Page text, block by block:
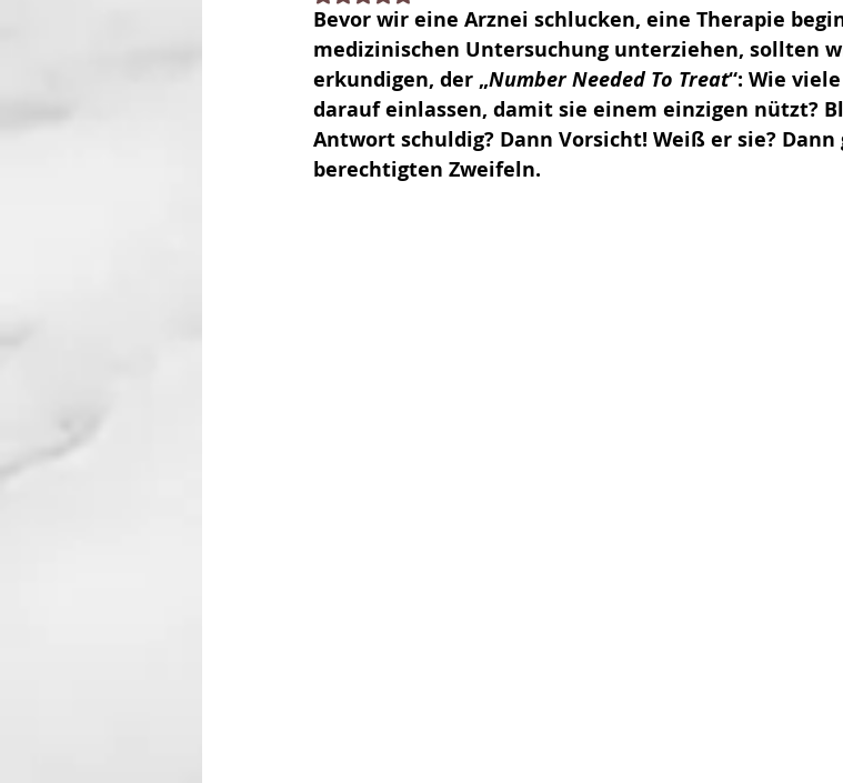
Bevor wir eine Arznei schlucken, eine Therapie
medizinischen Untersuchung unterziehen, sollten
erkundigen, der „Number Needed To Treat“: Wie
darauf einlassen, damit sie einem einzigen nützt?
Antwort schuldig? Dann Vorsicht! Weiß er sie?
berechtigten Zweifeln.